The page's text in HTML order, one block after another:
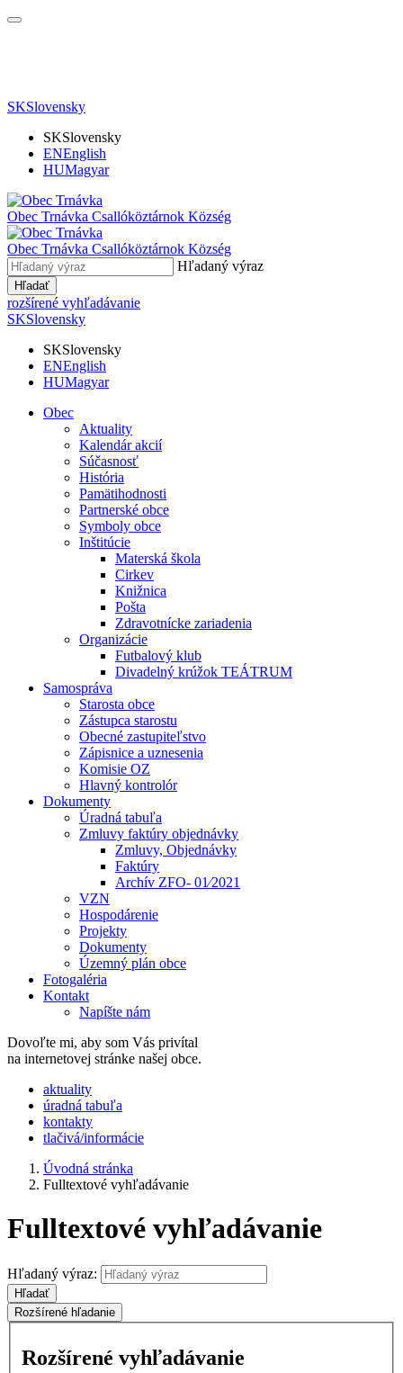
SKSlovensky
SKSlovensky
ENEnglish
HUMagyar
Obec Trnávka Csallóköztárnok Község
Obec Trnávka Csallóköztárnok Község
Hľadaný výraz
Hľadať
rozšírené vyhľadávanie
SKSlovensky
SKSlovensky
ENEnglish
HUMagyar
Obec
Aktuality
Kalendár akcií
Súčasnosť
História
Pamätihodnosti
Partnerské obce
Symboly obce
Inštitúcie
Materská škola
Cirkev
Knižnica
Pošta
Zdravotnícke zariadenia
Organizácie
Futbalový klub
Divadelný krúžok TEÁTRUM
Samospráva
Starosta obce
Zástupca starostu
Obecné zastupiteľstvo
Zápisnice a uznesenia
Komisie OZ
Hlavný kontrolór
Dokumenty
Úradná tabuľa
Zmluvy faktúry objednávky
Zmluvy, Objednávky
Faktúry
Archív ZFO- 01⁄2021
VZN
Hospodárenie
Projekty
Dokumenty
Územný plán obce
Fotogaléria
Kontakt
Napíšte nám
Dovoľte mi, aby som Vás privítal
na internetovej stránke našej obce.
​​aktuality
úradná tabuľa
kontakty
tlačivá/informácie
Úvodná stránka
Fulltextové vyhľadávanie
Fulltextové vyhľadávanie
Hľadaný výraz:
Hľadať
Rozšírené hľadanie
Rozšírené vyhľadávanie